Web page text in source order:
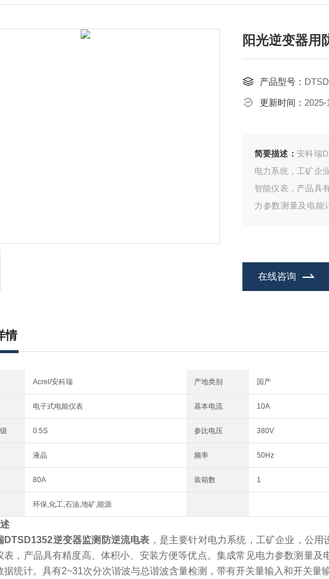
阳光逆变器用
产品型号：
更新时间： 2025-
简要描述： 安科瑞
电力系统，工矿企
智能仪表，产品具
力参数测量及电能
在线咨询
情
Acrel/安科瑞 产地类别 国产
电子式电能仪表 基本电流 10A
0.5S 参比电压 380V
液晶 频率 50Hz
80A 装箱数 1
环保,化工,石油,地矿,能源
DTSD1352逆变器监测防逆流电表 ，是主要针对电力系统，工矿企业，公
表，产品具有精度高、体积小、安装方便等优点。集成常见电力参数测量
据统计。具有2~31次分次谐波与总谐波含量检测，带有开关量输入和开关量